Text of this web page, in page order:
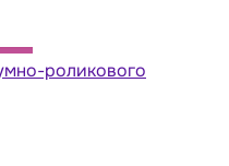
роликового